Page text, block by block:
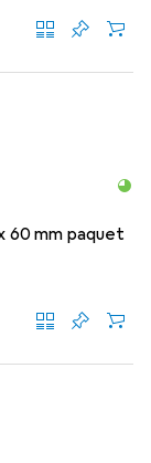
60 mm paquet